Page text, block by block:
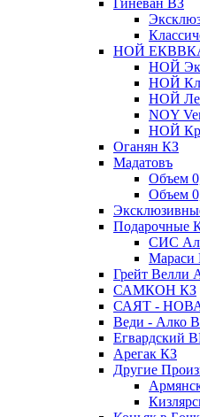
Гиневан ВЗ
НОЙ
НОЙ
НОЙ
НОЙ
NOY
НОЙ
Оганян КЗ
Мадатовъ
Объем
Объем
Подарочные
СИС
Грейт Велли
САМКОН КЗ
САЯТ -
Веди - Алко
Егвардский
Арегак КЗ
Другие